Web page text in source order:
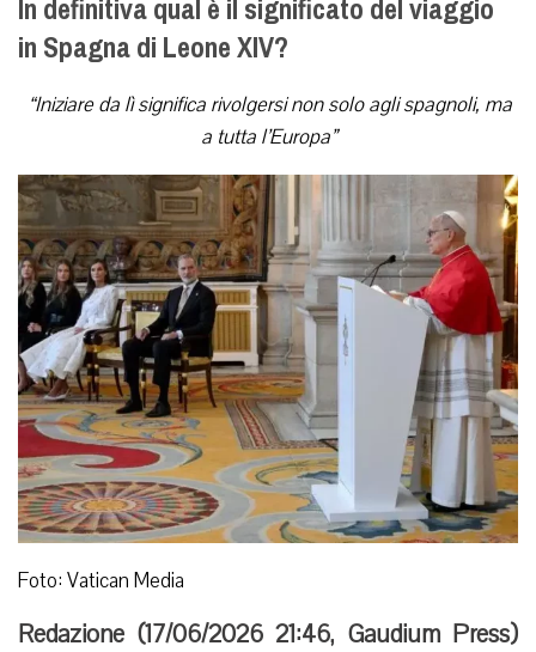
in Spagna di Leone XIV?
“Iniziare da lì significa rivolgersi non solo agli spagnoli, ma
a tutta l’Europa”
Foto: Vatican Media
Redazione (17/06/2026 21:46, Gaudium Press)